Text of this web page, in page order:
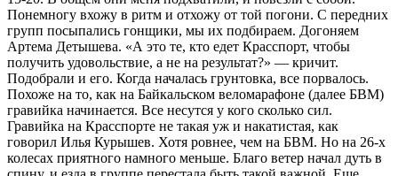
Понемногу вхожу в ритм и отхожу от той погони. С передних
групп посыпались гонщики, мы их подбираем. Догоняем
Артема Детышева. «А это те, кто едет Красспорт, чтобы
получить удовольствие, а не на результат?» — кричит.
Подобрали и его. Когда началась грунтовка, все порвалось.
Похоже на то, как на Байкальском веломарафоне (далее БВМ)
гравийка начинается. Все несутся у кого сколько сил.
Гравийка на Красспорте не такая уж и накатистая, как
говорил Илья Курышев. Хотя ровнее, чем на БВМ. Но на 26-х
колесах приятного намного меньше. Благо ветер начал дуть в